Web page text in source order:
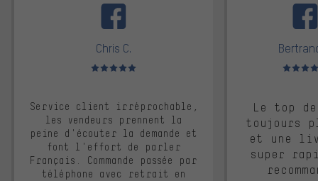
Chris C.
Note moyenne : 5 sur 5
Service client irréprochable,
les vendeurs prennent la
peine d'écouter la demande et
font l'effort de parler
Français. Commande passée par
téléphone avec retrait en
Note
Le top
toujours
et une
super